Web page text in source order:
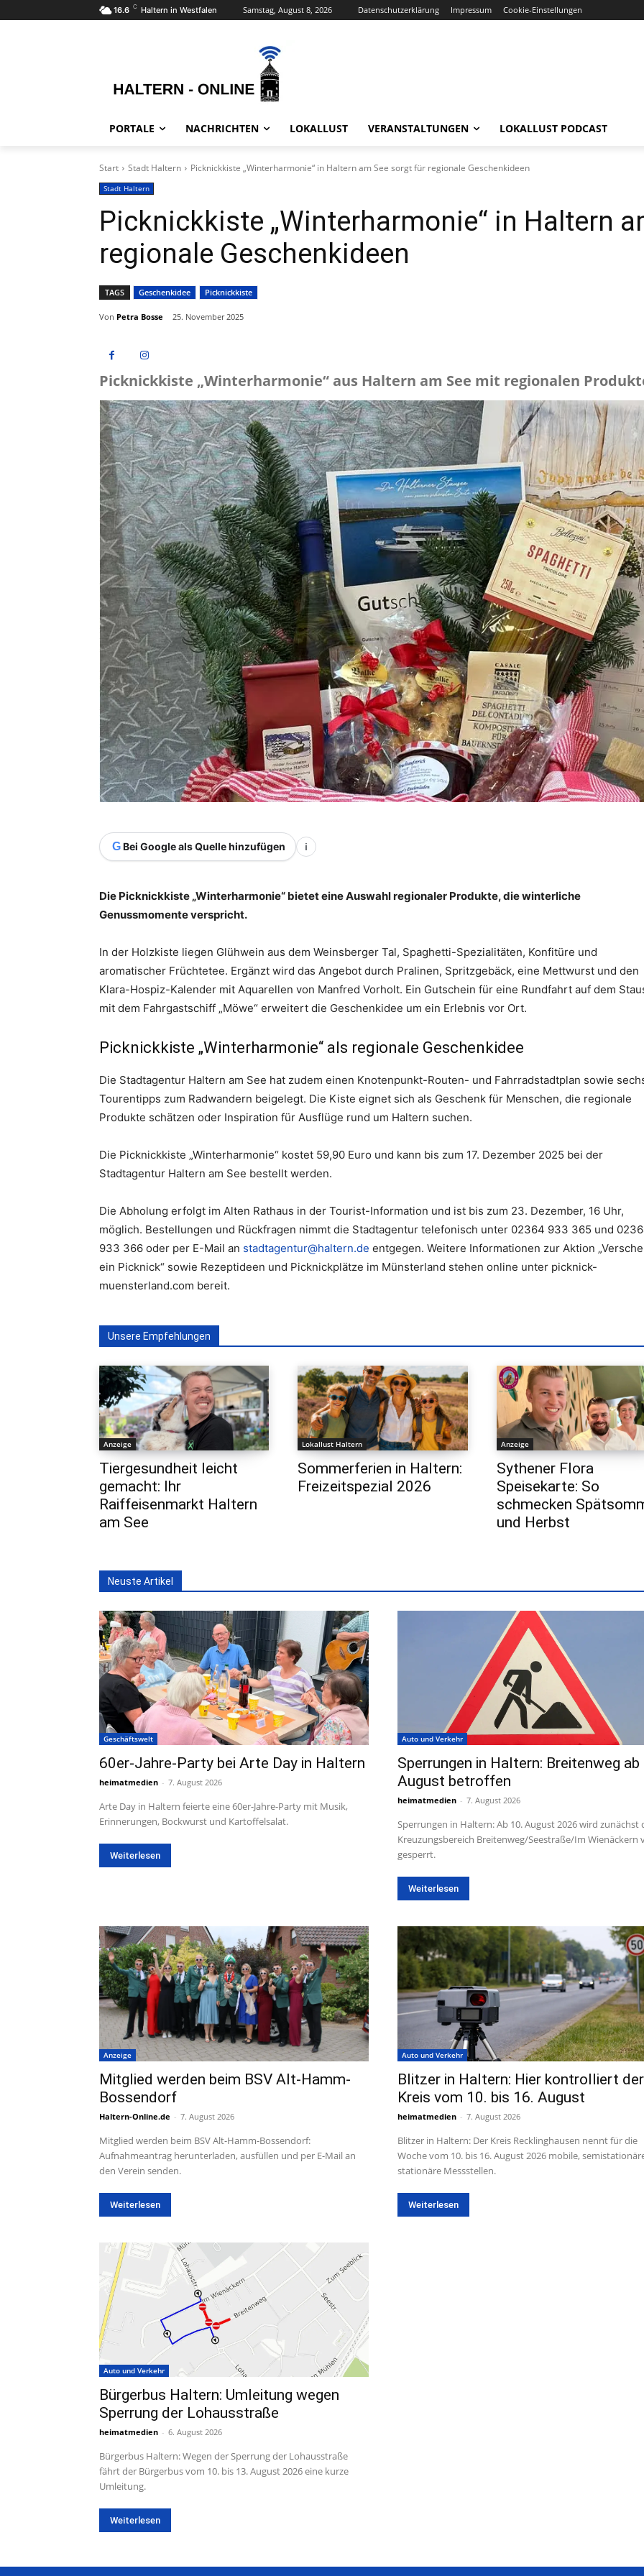
16.6 C Haltern in Westfalen Samstag, August 8, 2026 Datenschutzerklärung Impressum Cookie-Einstellungen
PORTALE NACHRICHTEN LOKALLUST VERANSTALTUNGEN LOKALLUST PODCAST
Start Stadt Haltern Picknickkiste „Winterharmonie“ in Haltern am See sorgt für regionale Geschenkideen
Stadt Haltern
Picknickkiste „Winterharmonie“ in Haltern
regionale Geschenkideen
TAGS Geschenkidee Picknickkiste
Von Petra Bosse 25. November 2025
Picknickkiste „Winterharmonie“ aus Haltern am See mit regionalen
G Bei Google als Quelle hinzufügen i
Die Picknickkiste „Winterharmonie“ bietet eine Auswahl regionaler Produkte, die winterliche
Genussmomente verspricht.
In der Holzkiste liegen Glühwein aus dem Weinsberger Tal, Spaghetti-Spezialitäten, Konfitüre und
aromatischer Früchtetee. Ergänzt wird das Angebot durch Pralinen, Spritzgebäck, eine Mettwurst und den
Klara-Hospiz-Kalender mit Aquarellen von Manfred Vorholt. Ein Gutschein für eine Rundfahrt auf dem
mit dem Fahrgastschiff „Möwe“ erweitert die Geschenkidee um ein Erlebnis vor Ort.
Picknickkiste „Winterharmonie“ als regionale Geschenkidee
Die Stadtagentur Haltern am See hat zudem einen Knotenpunkt-Routen- und Fahrradstadtplan sowie
Tourentipps zum Radwandern beigelegt. Die Kiste eignet sich als Geschenk für Menschen, die regionale
Produkte schätzen oder Inspiration für Ausflüge rund um Haltern suchen.
Die Picknickkiste „Winterharmonie“ kostet 59,90 Euro und kann bis zum 17. Dezember 2025 bei der
Stadtagentur Haltern am See bestellt werden.
Die Abholung erfolgt im Alten Rathaus in der Tourist-Information und ist bis zum 23. Dezember, 16 Uhr,
möglich. Bestellungen und Rückfragen nimmt die Stadtagentur telefonisch unter 02364 933 365 und
933 366 oder per E-Mail an stadtagentur@haltern.de entgegen. Weitere Informationen zur Aktion
ein Picknick“ sowie Rezeptideen und Picknickplätze im Münsterland stehen online unter picknick-
muensterland.com bereit.
Unsere Empfehlungen
Anzeige
Tiergesundheit leicht
gemacht: Ihr
Raiffeisenmarkt Haltern
am See
Lokallust Haltern
Sommerferien in Haltern:
Freizeitspezial 2026
Anzeige
Sythener Flora
Speisekarte: So
schmecken
und Herbst
Neuste Artikel
Geschäftswelt
60er-Jahre-Party bei Arte Day in Haltern
heimatmedien - 7. August 2026
Arte Day in Haltern feierte eine 60er-Jahre-Party mit Musik,
Erinnerungen, Bockwurst und Kartoffelsalat.
Weiterlesen
Auto und Verkehr
Sperrungen in Haltern: Breitenweg ab
August betroffen
heimatmedien - 7. August 2026
Sperrungen in Haltern: Ab 10. August 2026 wird zunächst
Kreuzungsbereich Breitenweg/Seestraße/Im Wienäckern
gesperrt.
Weiterlesen
Anzeige
Mitglied werden beim BSV Alt-Hamm-
Bossendorf
Haltern-Online.de - 7. August 2026
Mitglied werden beim BSV Alt-Hamm-Bossendorf:
Aufnahmeantrag herunterladen, ausfüllen und per E-Mail an
den Verein senden.
Weiterlesen
Auto und Verkehr
Blitzer in Haltern: Hier kontrolliert der
Kreis vom 10. bis 16. August
heimatmedien - 7. August 2026
Blitzer in Haltern: Der Kreis Recklinghausen nennt für die
Woche vom 10. bis 16. August 2026 mobile,
stationäre Messstellen.
Weiterlesen
Auto und Verkehr
Bürgerbus Haltern: Umleitung wegen
Sperrung der Lohausstraße
heimatmedien - 6. August 2026
Bürgerbus Haltern: Wegen der Sperrung der Lohausstraße
fährt der Bürgerbus vom 10. bis 13. August 2026 eine kurze
Umleitung.
Weiterlesen